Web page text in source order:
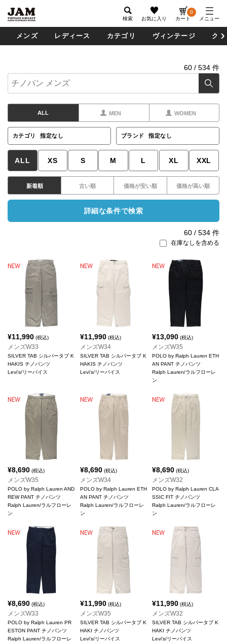
検索 お気に入り カート
0
メニュー
メンズ レディース カテゴリ ヴィンテージ グ
60 / 534 件
ALL MEN WOMEN
カテゴリ 指定なし ブランド 指定なし
ALL XS S M L XL XXL
新着順 古い順 価格が安い順 価格が高い順
詳細な条件で検索
60 / 534 件
在庫なしを含める
¥11,990 (税込)
メンズW33
SILVER TAB シルバータブ K
HAKIS チノパンツ
Levi's/リーバイス
¥11,990(税込)
メンズW34
SILVER TAB シルバータブ K
HAKIS チノパンツ
Levi's/リーバイス
¥13,090 (税込)
メンズW35
POLO by Ralph Lauren ETH
AN PANT チノパンツ
Ralph Lauren/ラルフローレ
ン
¥8,690 (税込)
メンズW35
POLO by Ralph Lauren AND
REW PANT チノパンツ
Ralph Lauren/ラルフローレ
ン
¥8,690(税込)
メンズW34
POLO by Ralph Lauren ETH
AN PANT チノパンツ
Ralph Lauren/ラルフローレ
ン
¥8,690 (税込)
メンズW32
POLO by Ralph Lauren CLA
SSIC FIT チノパンツ
Ralph Lauren/ラルフローレ
ン
¥8,690 (税込)
メンズW33
POLO by Ralph Lauren PR
ESTON PANT チノパンツ
Ralph Lauren/ラルフローレ
¥11,990(税込)
メンズW35
SILVER TAB シルバータブ K
HAKI チノパンツ
Levi's/リーバイス
¥11,990 (税込)
メンズW32
SILVER TAB シルバータブ K
HAKI チノパンツ
Levi's/リーバイス